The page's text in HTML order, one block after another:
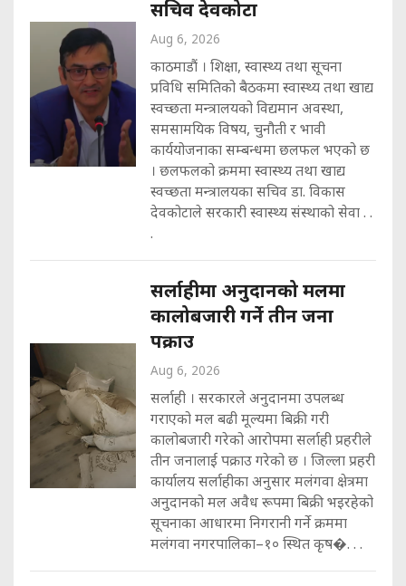
सचिव देवकोटा
Aug 6, 2026
काठमाडौं । शिक्षा, स्वास्थ्य तथा सूचना
प्रविधि समितिको बैठकमा स्वास्थ्य तथा खाद्य
स्वच्छता मन्त्रालयको विद्यमान अवस्था,
समसामयिक विषय, चुनौती र भावी
कार्ययोजनाका सम्बन्धमा छलफल भएको छ
। छलफलको क्रममा स्वास्थ्य तथा खाद्य
स्वच्छता मन्त्रालयका सचिव डा. विकास
देवकोटाले सरकारी स्वास्थ्य संस्थाको सेवा . .
.
सर्लाहीमा अनुदानको मलमा
कालोबजारी गर्ने तीन जना
पक्राउ
Aug 6, 2026
सर्लाही । सरकारले अनुदानमा उपलब्ध
गराएको मल बढी मूल्यमा बिक्री गरी
कालोबजारी गरेको आरोपमा सर्लाही प्रहरीले
तीन जनालाई पक्राउ गरेको छ । जिल्ला प्रहरी
कार्यालय सर्लाहीका अनुसार मलंगवा क्षेत्रमा
अनुदानको मल अवैध रूपमा बिक्री भइरहेको
सूचनाका आधारमा निगरानी गर्ने क्रममा
मलंगवा नगरपालिका–१० स्थित कृष�. . .